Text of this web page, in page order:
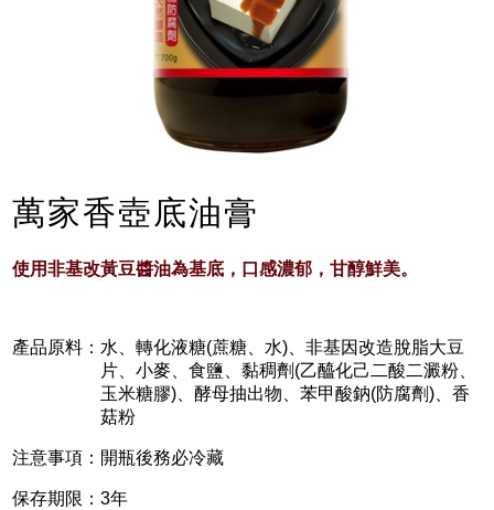
萬家香壺底油膏
使用非基改黃豆醬油為基底，口感濃郁，甘醇鮮美。
產品原料：水、轉化液糖(蔗糖、水)、非基因改造脫脂大豆
片、小麥、食鹽、黏稠劑(乙醯化己二酸二澱粉、
玉米糖膠)、酵母抽出物、苯甲酸鈉(防腐劑)、香
菇粉
注意事項： 開瓶後務必冷藏
保存期限：3年